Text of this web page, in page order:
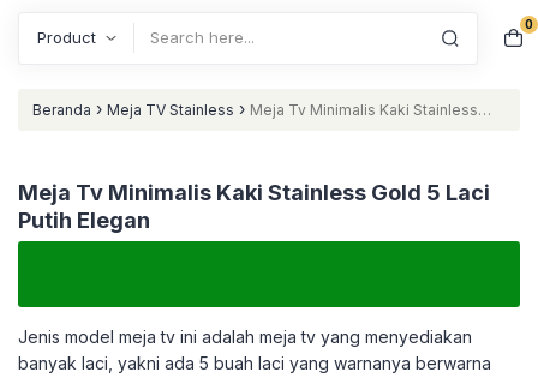
0
Beranda › Meja TV Stainless › Meja Tv Minimalis Kaki Stainless
Meja Tv Minimalis Kaki Stainless Gold 5 Laci
Putih Elegan
Jenis model meja tv ini adalah meja tv yang menyediakan
banyak laci, yakni ada 5 buah laci yang warnanya berwarna